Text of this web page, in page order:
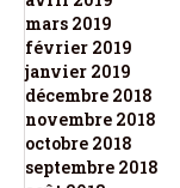
mars 2019
février 2019
janvier 2019
décembre 2018
novembre 2018
octobre 2018
septembre 2018